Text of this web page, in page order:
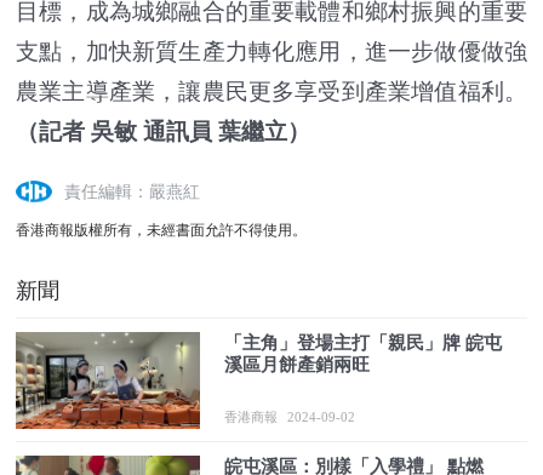
目標，成為城鄉融合的重要載體和鄉村振興的重要
支點，加快新質生產力轉化應用，進一步做優做強
農業主導產業，讓農民更多享受到產業增值福利。
（記者 吳敏 通訊員 葉繼立）
責任編輯：嚴燕紅
香港商報版權所有，未經書面允許不得使用。
新聞
「主角」登場主打「親民」牌 皖屯
溪區月餅產銷兩旺
香港商報 2024-09-02
皖屯溪區：別樣「入學禮」 點燃